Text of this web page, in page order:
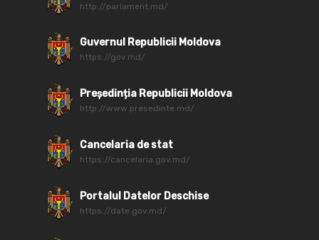
http://parlament.md/
Guvernul Republicii Moldova
https://gov.md/
Președinția Republicii Moldova
http://www.presedinte.md/
Cancelaria de stat
https://cancelaria.gov.md/
Portalul Datelor Deschise
https://date.gov.md/